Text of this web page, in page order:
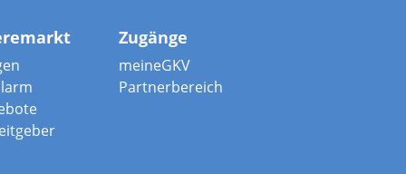
Zugänge
meineGKV
Partnerbereich